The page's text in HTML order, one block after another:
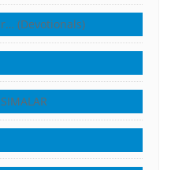
(Devotionals)